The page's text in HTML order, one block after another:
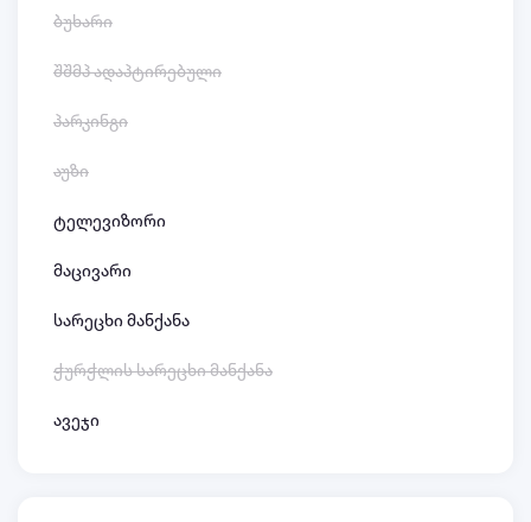
ბუხარი
შშმპ ადაპტირებული
პარკინგი
აუზი
ტელევიზორი
მაცივარი
სარეცხი მანქანა
ჭურჭლის სარეცხი მანქანა
ავეჯი